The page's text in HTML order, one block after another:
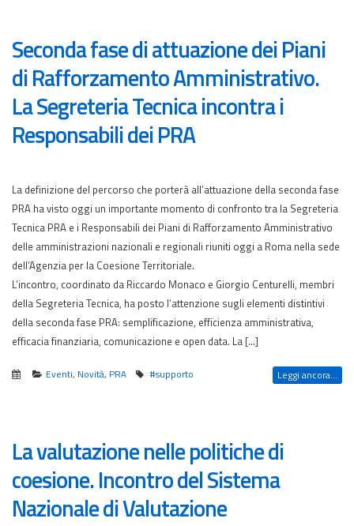
Seconda fase di attuazione dei Piani
di Rafforzamento Amministrativo.
La Segreteria Tecnica incontra i
Responsabili dei PRA
La definizione del percorso che porterà all’attuazione della seconda fase
PRA ha visto oggi un importante momento di confronto tra la Segreteria
Tecnica PRA e i Responsabili dei Piani di Rafforzamento Amministrativo
delle amministrazioni nazionali e regionali riuniti oggi a Roma nella sede
dell’Agenzia per la Coesione Territoriale.
L’incontro, coordinato da Riccardo Monaco e Giorgio Centurelli, membri
della Segreteria Tecnica, ha posto l’attenzione sugli elementi distintivi
della seconda fase PRA: semplificazione, efficienza amministrativa,
efficacia finanziaria, comunicazione e open data. La […]
Eventi, Novità, PRA #supporto Leggi ancora...
La valutazione nelle politiche di
coesione. Incontro del Sistema
Nazionale di Valutazione